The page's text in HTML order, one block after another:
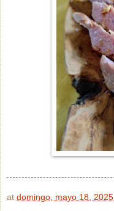
at domingo, mayo 18, 2025